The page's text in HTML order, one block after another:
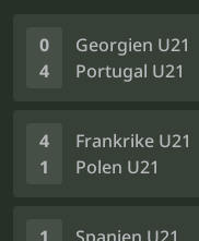
0
4
Georgien U21
Portugal U21
4
1
Frankrike U21
Polen U21